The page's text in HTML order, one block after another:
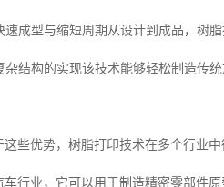
速成型与缩短周期从设计到成品，树
杂结构的实现该技术能够轻松制造传
这些优势，树脂打印技术在多个行业中
车行业，它可以用于制造精密零部件